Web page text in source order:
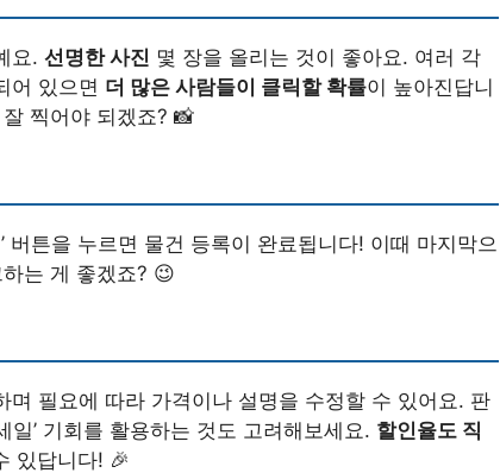
요. 선명한 사진 몇 장을 올리는 것이 좋아요. 여러 각
어 있으면 더 많은 사람들이 클릭할 확률이 높아진답니
찍어야 되겠죠? 📸
버튼을 누르면 물건 등록이 완료됩니다! 이때 마지막으
는 게 좋겠죠? 😉
필요에 따라 가격이나 설명을 수정할 수 있어요. 판
’ 기회를 활용하는 것도 고려해보세요. 할인율도 직
있답니다! 🎉